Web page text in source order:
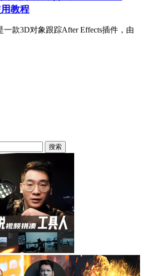
教程
一款3D对象跟踪After Effects插件，由